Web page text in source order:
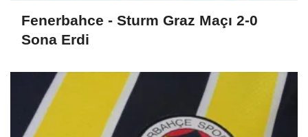
Fenerbahce - Sturm Graz Maçı 2-0
Sona Erdi